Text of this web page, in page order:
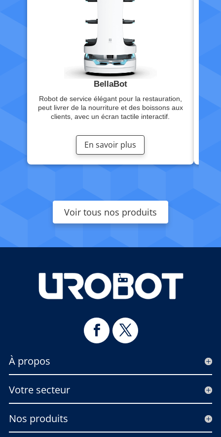
BellaBot
Robot de service élégant pour la restauration,
peut livrer de la nourriture et des boissons aux
clients, avec un écran tactile interactif.
En savoir plus
Voir tous nos produits
À propos
Votre secteur
Nos produits